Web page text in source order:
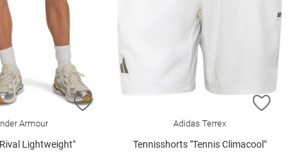
HINZUFÜGEN ZUR WUNSCHLISTE HINZUFÜGEN
Armour
Lightweight"
ZUR
Adidas Terrex
Tennisshorts "Tennis Climacool"